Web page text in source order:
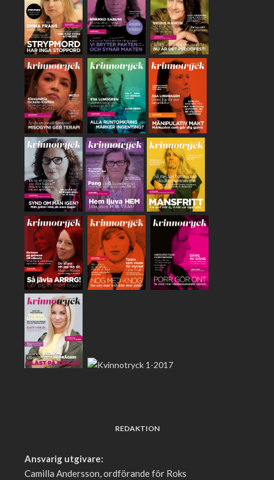
REDAKTION
Ansvarig utgivare:
Camilla Andersson, ordförande för Roks